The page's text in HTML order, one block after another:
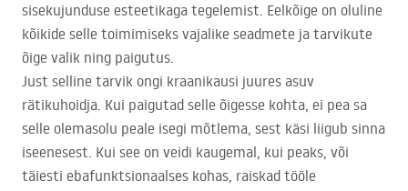
sisekujunduse esteetikaga tegelemist. Eelkõige on oluline
kõikide selle toimimiseks vajalike seadmete ja tarvikute
õige valik ning paigutus.
Just selline tarvik ongi kraanikausi juures asuv
rätikuhoidja. Kui paigutad selle õigesse kohta, ei pea sa
selle olemasolu peale isegi mõtlema, sest käsi liigub sinna
iseenesest. Kui see on veidi kaugemal, kui peaks, või
täiesti ebafunktsionaalses kohas, raiskad tööle